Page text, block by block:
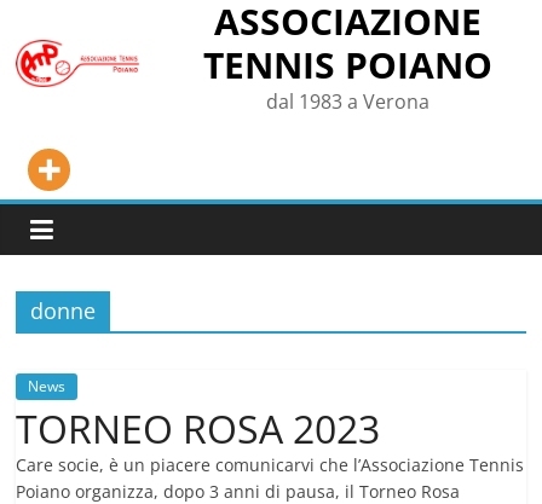
contenuto
ASSOCIAZIONE
TENNIS POIANO
dal 1983 a Verona
donne
News
TORNEO ROSA 2023
Care socie, è un piacere comunicarvi che l’Associazione Tennis
Poiano organizza, dopo 3 anni di pausa, il Torneo Rosa